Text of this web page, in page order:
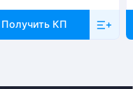
Получить КП